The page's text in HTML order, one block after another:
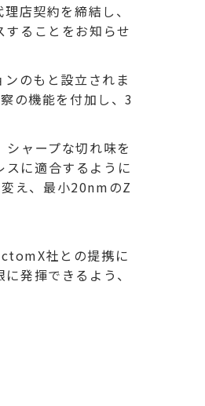
店契約を締結し、
ることをお知らせ
のもと設立されま
の機能を付加し、3
ャープな切れ味を
に適合するように
え、最小20nmのZ
社との提携に
発揮できるよう、